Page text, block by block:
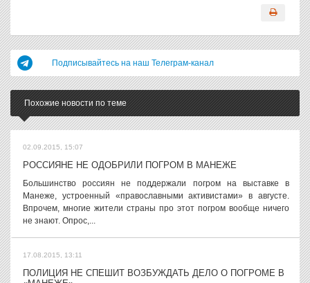
Подписывайтесь на наш Телеграм-канал
Похожие новости по теме
02.09.2015, 15:07
РОССИЯНЕ НЕ ОДОБРИЛИ ПОГРОМ В МАНЕЖЕ
Большинство россиян не поддержали погром на выставке в
Манеже, устроенный «православными активистами» в августе.
Впрочем, многие жители страны про этот погром вообще ничего
не знают. Опрос,...
17.08.2015, 13:11
ПОЛИЦИЯ НЕ СПЕШИТ ВОЗБУЖДАТЬ ДЕЛО О ПОГРОМЕ В